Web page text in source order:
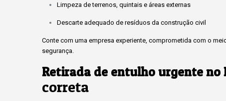
Limpeza de terrenos, quintais e áreas externas
Descarte adequado de resíduos da construção civil
Conte com uma empresa experiente, comprometida com o
segurança.
Retirada de entulho urgente no
correta